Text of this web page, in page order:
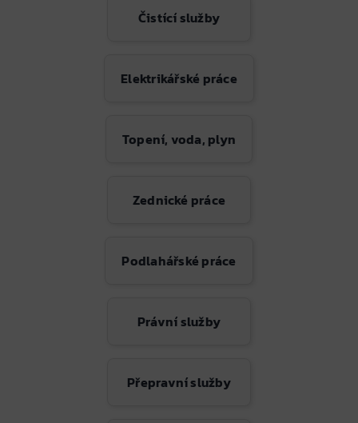
Čistící služby
Elektrikářské práce
Topení, voda, plyn
Zednické práce
Podlahářské práce
Právní služby
Přepravní služby